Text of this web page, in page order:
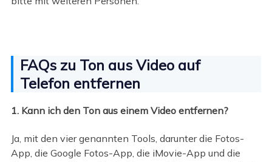
FAQs zu Ton aus Video auf
Telefon entfernen
1. Kann ich den Ton aus einem Video entfernen?
Ja, mit den vier genannten Tools, darunter die Fotos-
App, die Google Fotos-App, die iMovie-App und die